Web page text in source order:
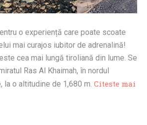
o experiență care poate scoate
mai curajos iubitor de adrenalină!
cea mai lungă tiroliană din lume. Se
Ras Al Khaimah, în nordul
la o altitudine de 1,680 m. Citeste mai